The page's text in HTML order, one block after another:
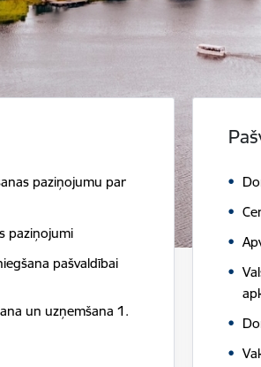
paziņojumu par
paziņojumi
pašvaldībai
un uzņemšana 1.